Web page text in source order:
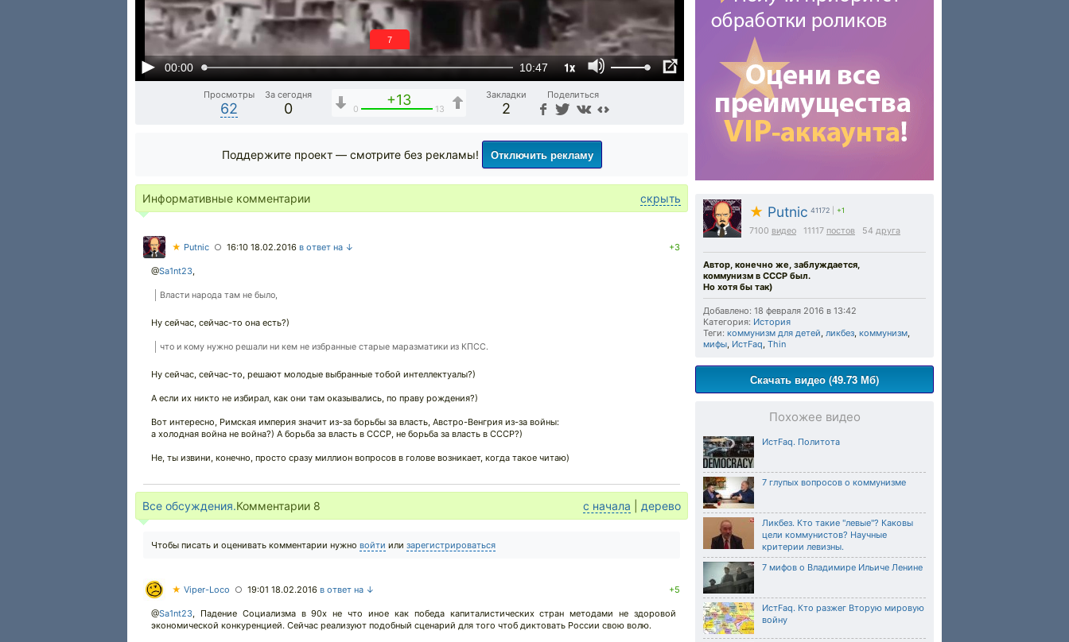
00:00 10:47 1x
6
Просмотры
62
За сегодня
0
+13
0 13
Закладки
2
Поделиться
★ Putnic 41172 +1
7100 видео 11117 постов 54 друга
Автор, конечно же, заблуждается,
коммунизм в СССР был.
Но хотя бы так)
Добавлено: 18 февраля 2016 в 13:42
Категория: История
Теги: коммунизм для детей, ликбез, коммунизм,
мифы, ИстFaq, Thin
Скачать видео (49.73 Мб)
Похожее видео
ИстFaq. Политота
7 глупых вопросов о коммунизме
Ликбез. Кто такие "левые"? Каковы
цели коммунистов? Научные
критерии левизны.
7 мифов о Владимире Ильиче Ленине
ИстFaq. Кто разжег Вторую мировую
войну
Поддержите проект — смотрите без рекламы! Отключить рекламу
Информативные комментарии скрыть
★ Putnic ○ 16:10 18.02.2016 в ответ на ↓ +3
@Sa1nt23,
Власти народа там не было,
Ну сейчас, сейчас-то она есть?)
что и кому нужно решали ни кем не избранные старые маразматики из КПСС.
Ну сейчас, сейчас-то, решают молодые выбранные тобой интеллектуалы?)
А если их никто не избирал, как они там оказывались, по праву рождения?)
Вот интересно, Римская империя значит из-за борьбы за власть, Австро-Венгрия из-за войны:
а холодная война не война?) А борьба за власть в СССР, не борьба за власть в СССР?)
Не, ты извини, конечно, просто сразу миллион вопросов в голове возникает, когда такое читаю)
Все обсуждения.Комментарии 8 с начала дерево
Чтобы писать и оценивать комментарии нужно войти или зарегистрироваться
★ Viper-Loco ○ 19:01 18.02.2016 в ответ на ↓ +5
@Sa1nt23, Падение Социализма в 90х не что иное как победа капиталистических стран методами не здоровой
экономической конкуренцией. Сейчас реализуют подобный сценарий для того чтоб диктовать России свою волю.